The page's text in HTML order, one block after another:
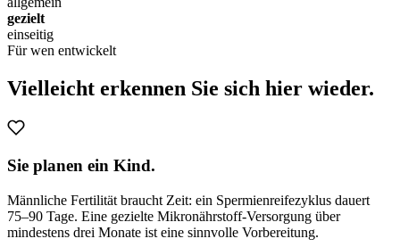
gezielt
einseitig
Für wen entwickelt
Vielleicht erkennen Sie sich hier wieder.
Sie planen ein Kind.
Männliche Fertilität braucht Zeit: ein Spermienreifezyklus dauert
75–90 Tage. Eine gezielte Mikronährstoff-Versorgung über
mindestens drei Monate ist eine sinnvolle Vorbereitung.